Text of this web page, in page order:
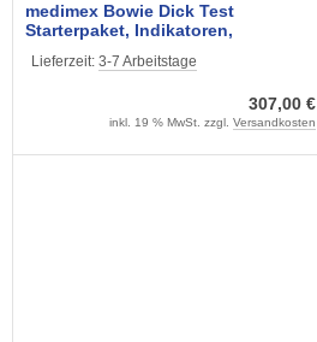
medimex Bowie Dick Test
Starterpaket, Indikatoren,
Lieferzeit: 3-7 Arbeitstage
307,00 €
inkl. 19 % MwSt. zzgl. Versandkosten